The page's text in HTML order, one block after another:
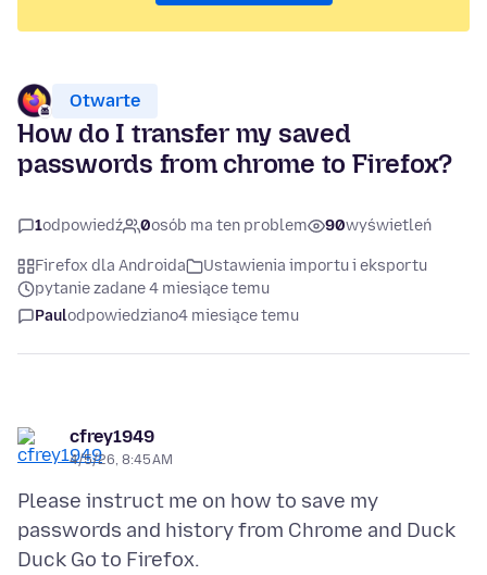
Otwarte
How do I transfer my saved
passwords from chrome to Firefox?
1odpowiedź 0osób ma ten problem 90wyświetleń
Firefox dla Androida
Ustawienia importu i eksportu
pytanie zadane 4 miesiące temu
Paulodpowiedziano4 miesiące temu
cfrey1949
4/5/26, 8:45 AM
Please instruct me on how to save my
passwords and history from Chrome and Duck